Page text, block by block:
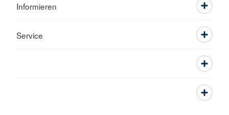
Informieren
Service